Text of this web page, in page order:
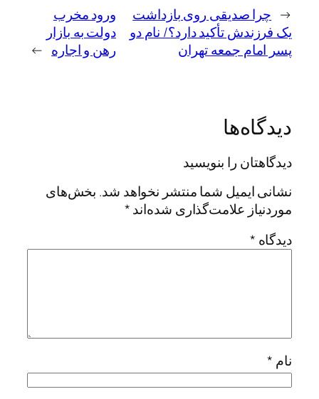
← چرا صدیقی روی بازداشت
یک فرزندش تأکید دارد؟/ نام دو
پسر امام جمعه تهران
ورود مخرب
دولت به بازار
رهن و اجاره →
دیدگاه‌ها
دیدگاهتان را بنویسید
نشانی ایمیل شما منتشر نخواهد شد. بخش‌های
موردنیاز علامت‌گذاری شده‌اند*
دیدگاه *
نام *